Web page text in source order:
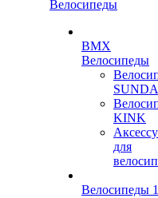
Велосипеды
BMX
Велосипеды
KINK
для
Велосипеды